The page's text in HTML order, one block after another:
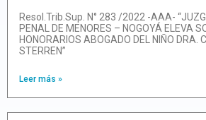
Resol.Trib.Sup. N° 283 /2022 -AAA-
PENAL DE MENORES – NOGOYÁ ELEVA
HONORARIOS ABOGADO DEL NIÑO DRA.
STERREN”
Leer más »